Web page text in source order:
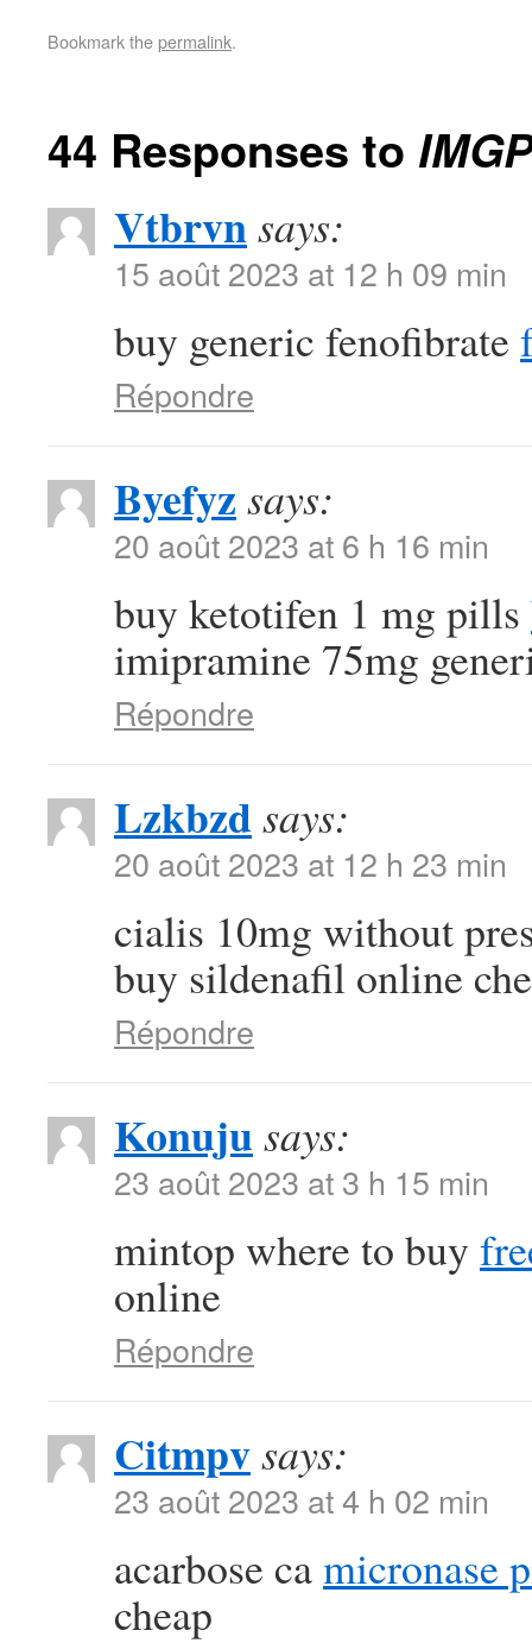
Bookmark thepermalink.
44 Responses to
Vtbrvnsays:
15 août 2023 at 12 h 09 min
buy generic fenofibrate
Répondre
Byefyz says:
20 août 2023 at 6 h 16 min
buy ketotifen 1 mg pills
imipramine 75mg
Répondre
Lzkbzdsays:
20 août 2023 at 12 h 23 min
cialis 10mg without
buy sildenafil online
Répondre
Konujusays:
23 août 2023 at 3 h 15 min
mintop where to buy
online
Répondre
Citmpvsays:
23 août 2023 at 4 h 02 min
acarbose camicronase
cheap